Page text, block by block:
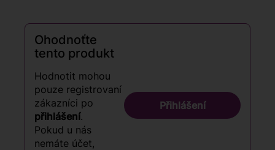
Ohodnoťte
tento produkt
Hodnotit mohou
pouze registrovaní
zákazníci po
přihlášení.
Pokud u nás
nemáte účet,
Přihlášení